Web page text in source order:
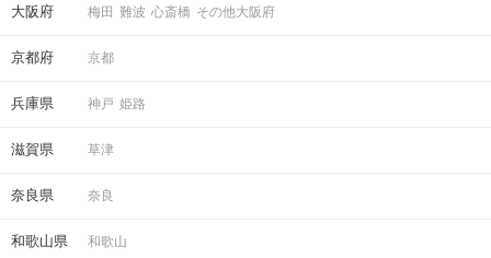
下さい♪
当日の参加人数にあわせて、
大阪府 梅田 難波 心斎橋 その他大阪府
京都府 京都
兵庫県 神戸 姫路
滋賀県 草津
奈良県 奈良
和歌山県 和歌山